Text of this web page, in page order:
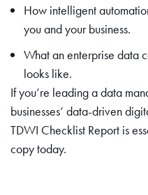
How intelligent
you and your business.
What an enterprise data
looks like.
If you’re leading a data
businesses’ data-driven
TDWI Checklist Report is
copy today.